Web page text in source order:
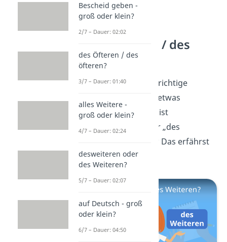
desweiteren / des
Weiteren?
Jetzt kennst du die richtige
Schreibweise von „etwas
Besonderes“. Aber ist
„desweiteren“ oder „des
Weiteren“ korrekt? Das erfährst
duhier.
Bescheid geben -
groß oder klein?
2/7 – Dauer: 02:02
des Öfteren / des
öfteren?
3/7 – Dauer: 01:40
alles Weitere -
groß oder klein?
4/7 – Dauer: 02:24
desweiteren oder
des Weiteren?
5/7 – Dauer: 02:07
auf Deutsch - groß
oder klein?
6/7 – Dauer: 04:50